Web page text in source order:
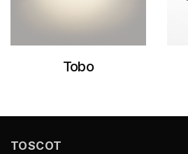
Tobo
TOSCOT